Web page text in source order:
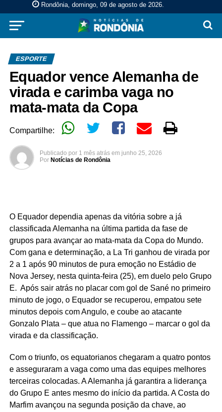
Rondônia, domingo, 09 de agosto de 2026.
ESPORTE
Equador vence Alemanha de
virada e carimba vaga no
mata-mata da Copa
Compartilhe:
Publicado por 1 mês atrás em junho 25, 2026
Por Notícias de Rondônia
O Equador dependia apenas da vitória sobre a já
classificada Alemanha na última partida da fase de
grupos para avançar ao mata-mata da Copa do Mundo.
Com gana e determinação, a La Tri ganhou de virada por
2 a 1 após 90 minutos de pura emoção no Estádio de
Nova Jersey, nesta quinta-feira (25), em duelo pelo Grupo
E. Após sair atrás no placar com gol de Sané no primeiro
minuto de jogo, o Equador se recuperou, empatou sete
minutos depois com Angulo, e coube ao atacante
Gonzalo Plata – que atua no Flamengo – marcar o gol da
virada e da classificação.
Com o triunfo, os equatorianos chegaram a quatro pontos
e asseguraram a vaga como uma das equipes melhores
terceiras colocadas. A Alemanha já garantira a liderança
do Grupo E antes mesmo do início da partida. A Costa do
Marfim avançou na segunda posição da chave, ao